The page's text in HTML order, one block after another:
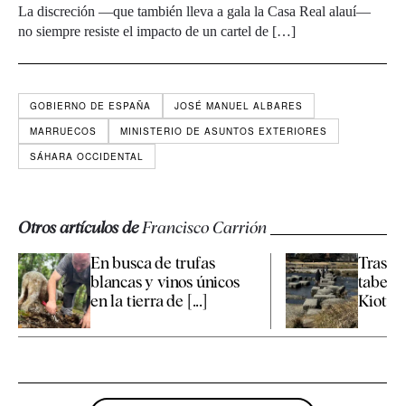
La discreción —que también lleva a gala la Casa Real alauí—
no siempre resiste el impacto de un cartel de […]
GOBIERNO DE ESPAÑA
JOSÉ MANUEL ALBARES
MARRUECOS
MINISTERIO DE ASUNTOS EXTERIORES
SÁHARA OCCIDENTAL
Otros artículos deFrancisco Carrión
En busca de trufas
blancas y vinos únicos
en la tierra de [...]
Tras
Kioto